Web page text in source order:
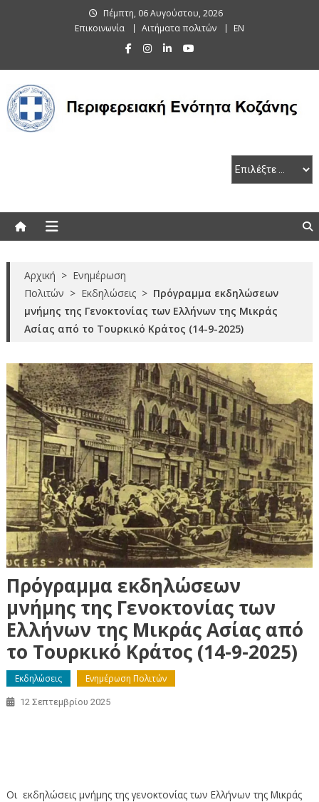
Πέμπτη, 06 Αυγούστου, 2026
Επικοινωνία
Αιτήματα πολιτών EN
Αρχική > Ενημέρωση
Πολιτών > Εκδηλώσεις > Πρόγραμμα εκδηλώσεων
μνήμης της Γενοκτονίας των Ελλήνων της Μικράς
Ασίας από το Τουρκικό Κράτος (14-9-2025)
Πρόγραμμα εκδηλώσεων
μνήμης της Γενοκτονίας των
Ελλήνων της Μικράς Ασίας από
το Τουρκικό Κράτος (14-9-2025)
Εκδηλώσεις Ενημέρωση Πολιτών
12 Σεπτεμβρίου 2025
Οι εκδηλώσεις μνήμης της γενοκτονίας των Ελλήνων της Μικράς